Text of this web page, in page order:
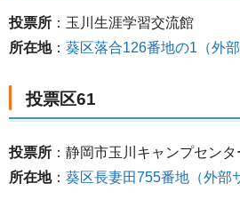
投票所 ：玉川生涯学習交流館
所在地： 葵区落合126番地の1（外
投票区61
投票所 ：静岡市玉川キャンプセンタ
所在地： 葵区長妻田755番地（外部